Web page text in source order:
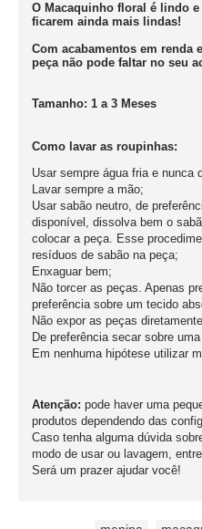
O Macaquinho floral é lindo
ficarem ainda mais lindas!
Com acabamentos em renda
peça não pode faltar no seu
Tamanho: 1 a 3 Meses
Como lavar as roupinhas:
Usar sempre água fria e nunca
Lavar sempre a mão;
Usar sabão neutro, de
disponível, dissolva bem o
colocar a peça. Esse
resíduos de sabão na peça;
Enxaguar bem;
Não torcer as peças. Apenas
preferência sobre um tecido
Não expor as peças
De preferência secar sobre
Em nenhuma hipótese utilizar
Atenção: pode haver uma
produtos dependendo das
Caso tenha alguma dúvida
modo de usar ou lavagem,
Será um prazer ajudar você!